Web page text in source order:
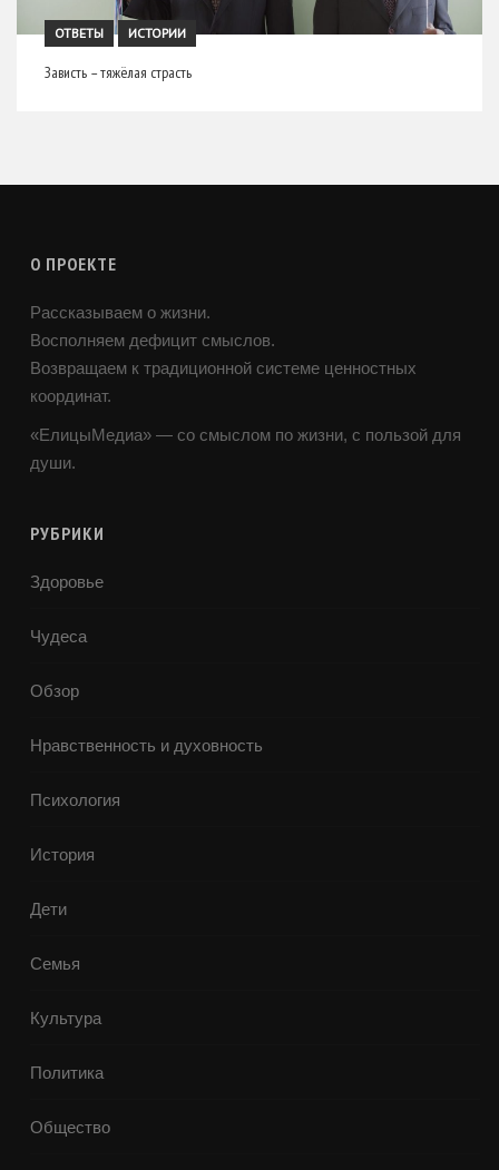
ОТВЕТЫ ИСТОРИИ
Зависть – тяжёлая страсть
О ПРОЕКТЕ
Рассказываем о жизни.
Восполняем дефицит смыслов.
Возвращаем к традиционной системе ценностных
координат.
«ЕлицыМедиа» — со смыслом по жизни, с пользой для
души.
РУБРИКИ
Здоровье
Чудеса
Обзор
Нравственность и духовность
Психология
История
Дети
Семья
Культура
Политика
Общество